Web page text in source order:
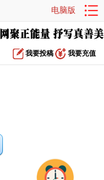
电脑版
我要投稿 我要充值